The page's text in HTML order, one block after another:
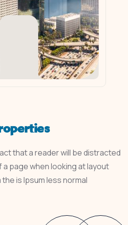
that a reader will be distracted
page when looking at layout
is Ipsum less normal